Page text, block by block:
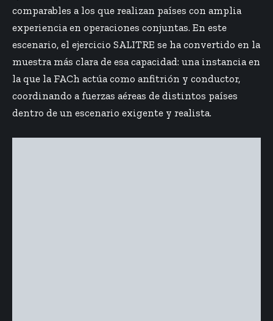
comparables a los que realizan países con amplia
experiencia en operaciones conjuntas. En este
escenario, el ejercicio SALITRE se ha convertido en la
muestra más clara de esa capacidad: una instancia en
la que la FACh actúa como anfitrión y conductor,
coordinando a fuerzas aéreas de distintos países
dentro de un escenario exigente y realista.